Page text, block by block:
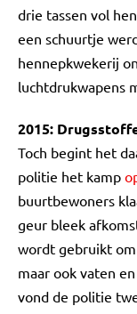
drie tassen vol
een schuurtje
hennepkwekerij
luchtdrukwapens
2015:
Toch begint het
politie het kamp
buurtbewoners
geur bleek
wordt gebruikt om
maar ook vaten
vond de politie